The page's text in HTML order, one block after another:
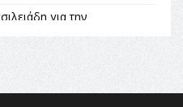
για την
«Σε τέτοιες κορυφαίες
μόνο η ευθύνη απέναντι
στον δεύτερο γύρο του